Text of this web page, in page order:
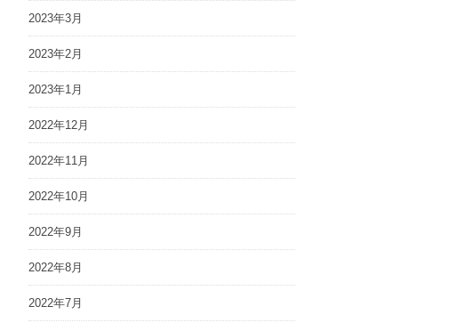
2023年3月
2023年2月
2023年1月
2022年12月
2022年11月
2022年10月
2022年9月
2022年8月
2022年7月